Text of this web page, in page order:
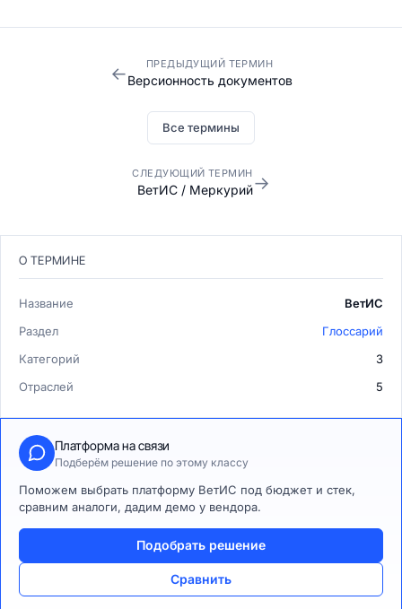
← ПРЕДЫДУЩИЙ ТЕРМИН
Версионность документов
Все термины
СЛЕДУЮЩИЙ ТЕРМИН
ВетИС / Меркурий→
О ТЕРМИНЕ
Название
ВетИС
Раздел
Глоссарий
Категорий
3
Отраслей
5
Платформа на связи
Подберём решение по этому классу
Поможем выбрать платформу ВетИС под бюджет и стек,
сравним аналоги, дадим демо у вендора.
Подобрать решение
Сравнить